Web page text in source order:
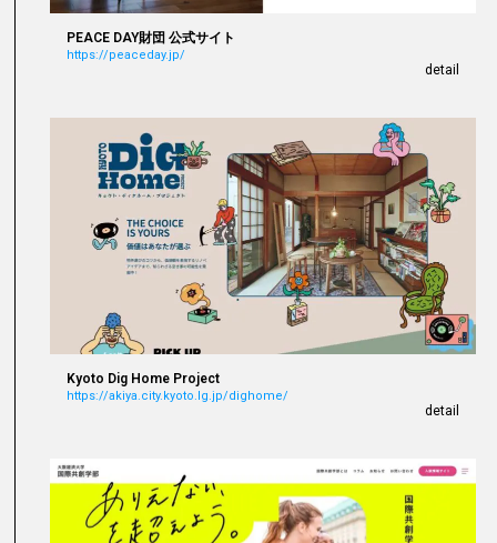
PEACE DAY財団 公式サイト
https://peaceday.jp/
detail
Kyoto Dig Home Project
https://akiya.city.kyoto.lg.jp/dighome/
detail